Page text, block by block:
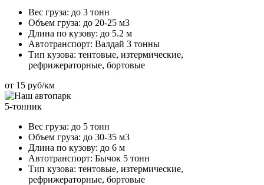
Вес груза: до 3 тонн
Объем груза: до 20-25 м3
Длина по кузову: до 5.2 м
Автотранспорт: Валдай 3 тонны
Тип кузова: тентовые, изтермические,
рефрижераторные, бортовые
от 15 руб/км
5-тонник
Вес груза: до 5 тонн
Объем груза: до 30-35 м3
Длина по кузову: до 6 м
Автотранспорт: Бычок 5 тонн
Тип кузова: тентовые, изтермические,
рефрижераторные, бортовые